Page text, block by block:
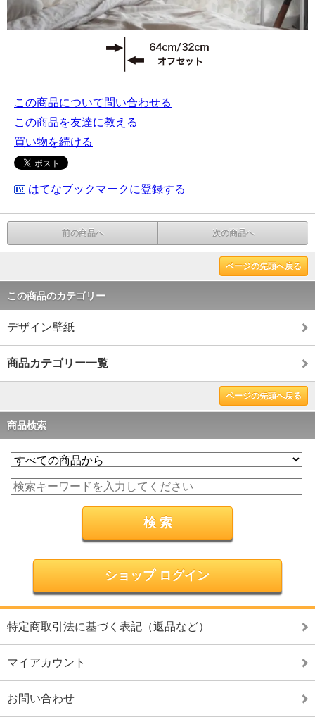
この商品について問い合わせる
この商品を友達に教える
買い物を続ける
はてなブックマークに登録する
前の商品へ 次の商品へ
ページの先頭へ戻る
この商品のカテゴリー
デザイン壁紙
商品カテゴリー一覧
ページの先頭へ戻る
商品検索
ショップ ログイン
特定商取引法に基づく表記（返品など）
マイアカウント
お問い合わせ